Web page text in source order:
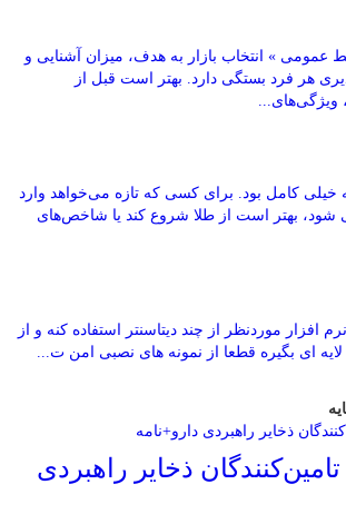
عمومی » انتخاب بازار به هدف، میزان آشنایی و
هر فرد بستگی دارد. بهتر است قبل از
ویژگی‌های...
خیلی کامل بود. برای کسی که تازه می‌خواهد وارد
شود، بهتر است از طلا شروع کند یا شاخص‌های
افزار موردنظر از چند دیتاسنتر استفاده کنه و از
ای بگیره قطعا از نمونه های نصبی امن ت...
تامین‌کنندگان ذخایر راهبردی